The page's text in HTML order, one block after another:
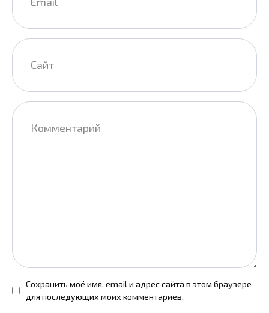
Сайт
Комментарий
Сохранить моё имя, email и адрес сайта в этом браузере
для последующих моих комментариев.